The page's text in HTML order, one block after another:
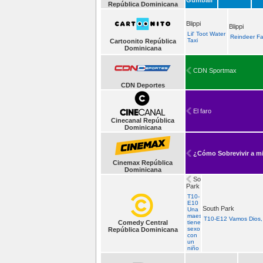
República Dominicana
Cartoonito República
Dominicana
Blippi
Lil' Toot Water
Taxi
Blippi
Reindeer
CDN Deportes
CDN Sportmax
Cinecanal República
Dominicana
El faro
Cinemax República
Dominicana
¿Cómo Sobrevivir a
Comedy Central
República Dominicana
South
Park
T10-
E10
Una
maestra
tiene
sexo
con
un
niño
South Park
T10-E12 Vamos